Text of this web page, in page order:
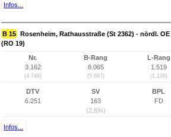
Infos...
B 15 Rosenheim, Rathausstraße (St 2362) - nördl.
(RO 19)
Nr.
3.162
(4.746)
B-Rang
8.065
(5.667)
L-Rang
1.519
(1.106)
DTV
6.251
SV
163
(2,6%)
BPL
FD
Infos...